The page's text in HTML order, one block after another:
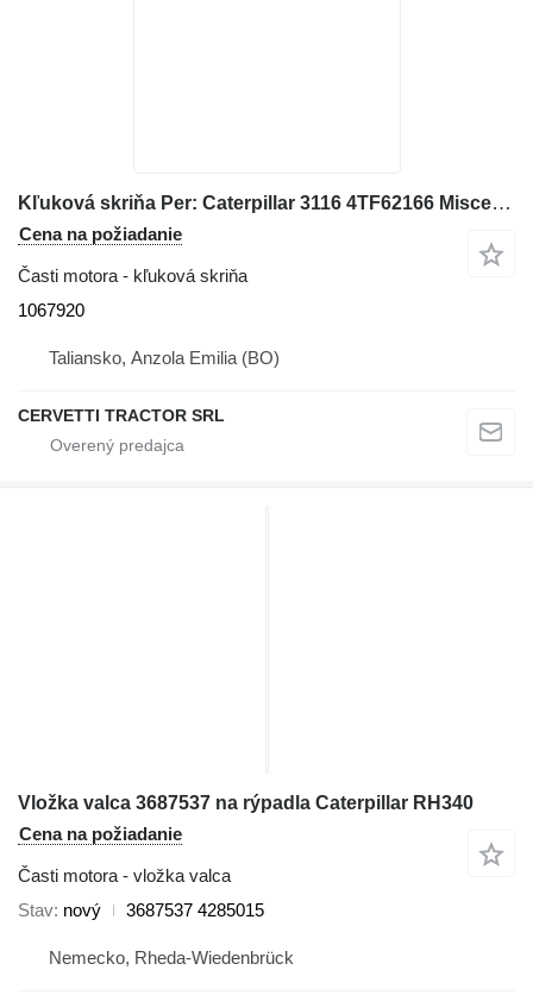
Kľuková skriňa Per: Caterpillar 3116 4TF62166 Misce 1067920 na kolesového nakladača Caterpillar 928G IT28G
Cena na požiadanie
Časti motora - kľuková skriňa
1067920
Taliansko, Anzola Emilia (BO)
CERVETTI TRACTOR SRL
Vložka valca 3687537 na rýpadla Caterpillar RH340
Cena na požiadanie
Časti motora - vložka valca
Stav nový 3687537 4285015
Nemecko, Rheda-Wiedenbrück